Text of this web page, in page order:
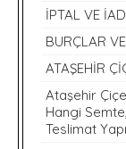
İPTAL VE
BURÇLAR
ATAŞEHİR
Ataşehir
Hangi
Teslimat